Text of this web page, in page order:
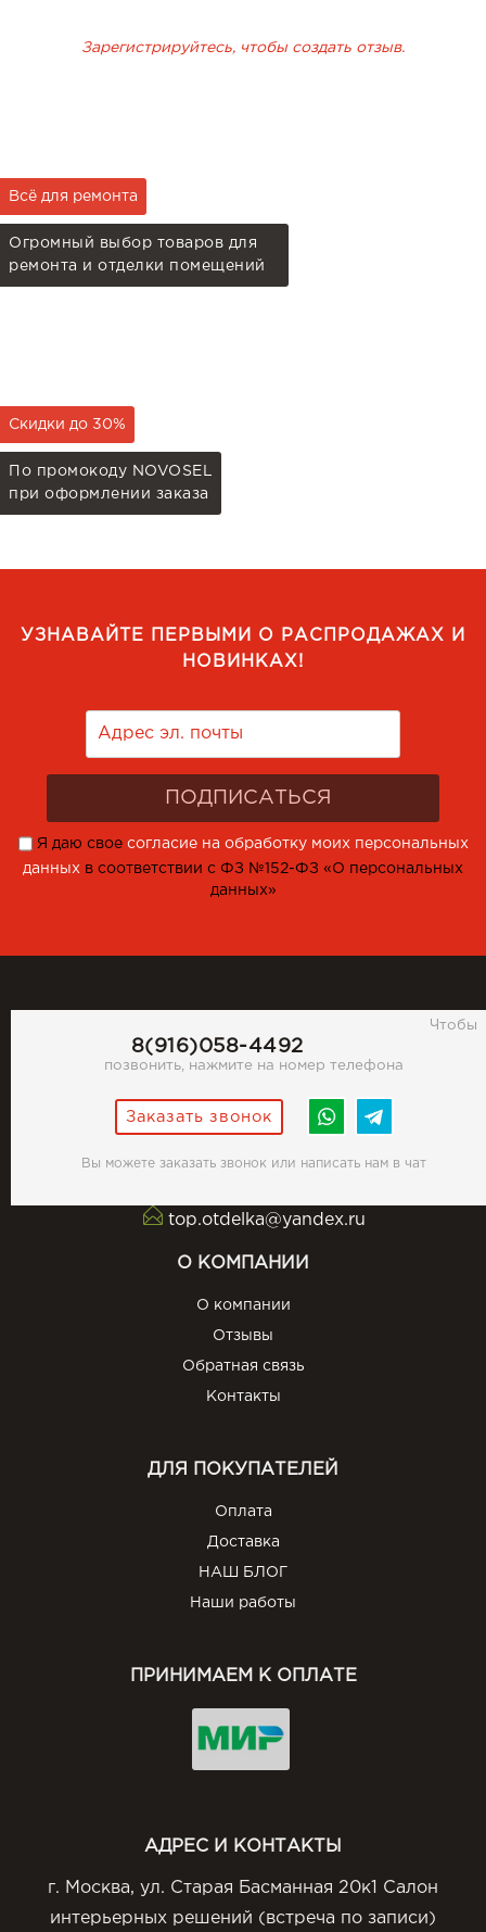
Зарегистрируйтесь, чтобы создать отзыв.
Всё для ремонта
Огромный выбор товаров для
ремонта и отделки помещений
Скидки до 30%
По промокоду NOVOSEL
при оформлении заказа
УЗНАВАЙТЕ ПЕРВЫМИ О РАСПРОДАЖАХ И
НОВИНКАХ!
Я даю свое согласие на обработку моих персональных
данных в соответствии с ФЗ №152-ФЗ «О персональных
данных»
8(916)058-4492
Чтобы
позвонить, нажмите на номер телефона
Заказать звонок
Вы можете заказать звонок или написать нам в чат
top.otdelka@yandex.ru
О КОМПАНИИ
О компании
Отзывы
Обратная связь
Контакты
ДЛЯ ПОКУПАТЕЛЕЙ
Оплата
Доставка
НАШ БЛОГ
Наши работы
ПРИНИМАЕМ К ОПЛАТЕ
АДРЕС И КОНТАКТЫ
г. Москва, ул. Старая Басманная 20к1 Салон
интерьерных решений (встреча по записи)